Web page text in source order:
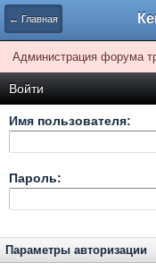
← Главная
Администрация форума
Войти
Имя пользователя:
Пароль:
Параметры авторизации